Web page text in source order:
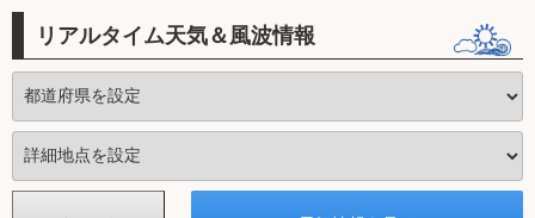
リアルタイム天気＆風波情報